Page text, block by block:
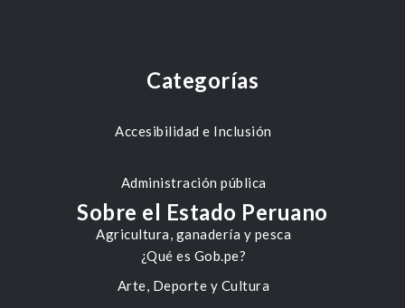
Categorías
Accesibilidad e Inclusión
Administración pública
Agricultura, ganadería y pesca
Arte, Deporte y Cultura
Sobre el Estado Peruano
¿Qué es Gob.pe?